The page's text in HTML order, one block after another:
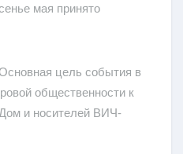
мая принято
цель события в
общественности к
и носителей ВИЧ-